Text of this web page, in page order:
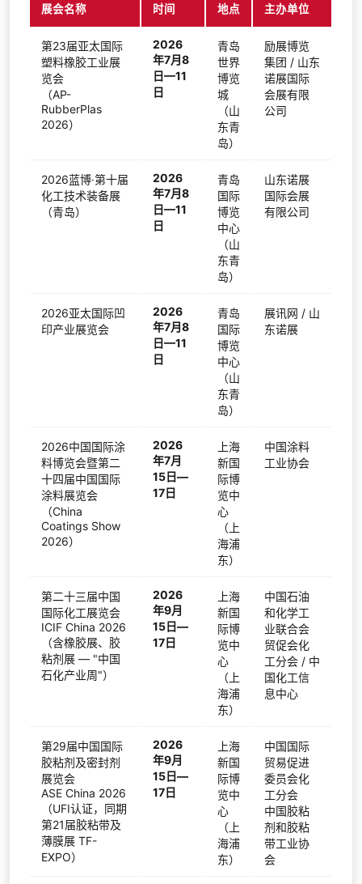
展会名称 时间 地点 主办单位
第23届亚太国际
塑料橡胶工业展
览会
（AP-
RubberPlas
2026）
2026
年7月8
日—11
日
青岛
世界
博览
城
（山
东青
岛）
励展博览
集团 / 山东
诺展国际
会展有限
公司
2026蓝博·第十届
化工技术装备展
（青岛）
2026
年7月8
日—11
日
青岛
国际
博览
中心
（山
东青
岛）
山东诺展
国际会展
有限公司
2026亚太国际凹
印产业展览会
2026
年7月8
日—11
日
青岛
国际
博览
中心
（山
东青
岛）
展讯网 / 山
东诺展
2026中国国际涂
料博览会暨第二
十四届中国国际
涂料展览会
（China
Coatings Show
2026）
2026
年7月
15日—
17日
上海
新国
际博
览中
心
（上
海浦
东）
中国涂料
工业协会
第二十三届中国
国际化工展览会
ICIF China 2026
（含橡胶展、胶
粘剂展 — "中国
石化产业周"）
2026
年9月
15日—
17日
上海
新国
际博
览中
心
（上
海浦
东）
中国石油
和化学工
业联合会
贸促会化
工分会 / 中
国化工信
息中心
第29届中国国际
胶粘剂及密封剂
展览会
ASE China 2026
（UFI认证，同期
第21届胶粘带及
薄膜展 TF-
EXPO）
2026
年9月
15日—
17日
上海
新国
际博
览中
心
（上
海浦
东）
中国国际
贸易促进
委员会化
工分会
中国胶粘
剂和胶粘
带工业协
会